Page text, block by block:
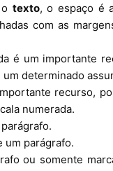
texto, o espaço é
com as
é um importante
determinado
recurso,
numerada.
parágrafo.
ou somente